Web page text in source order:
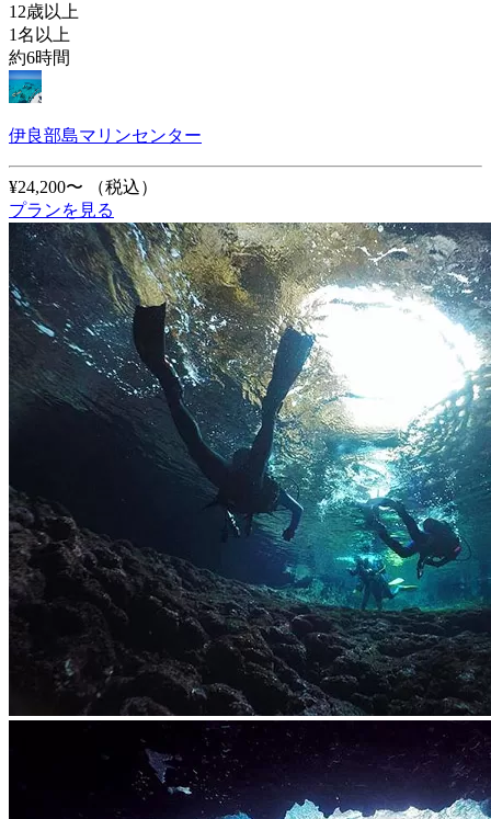
12歳以上
1名以上
約6時間
伊良部島マリンセンター
¥24,200〜
（税込）
プランを見る